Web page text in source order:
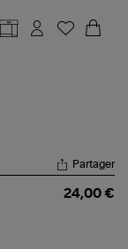
Partager
24,00 €